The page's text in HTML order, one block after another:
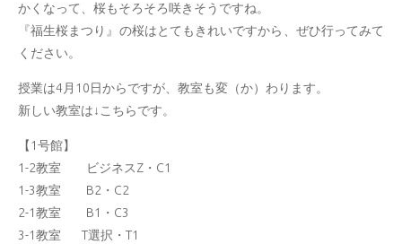
かくなって、桜もそろそろ咲きそうですね。
『福生桜まつり』の桜はとてもきれいですから、ぜひ行ってみて
ください。
授業は4月10日からですが、教室も変（か）わります。
新しい教室は↓こちらです。
【1号館】
1-2教室 ビジネスZ・C1
1-3教室 B2・C2
2-1教室 B1・C3
3-1教室 T選択・T1